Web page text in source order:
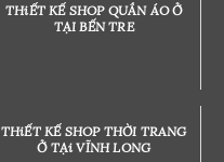
THiẾT KẾ SHOP QUẦN ÁO Ở
TẠI BẾN TRE
THiẾT KẾ SHOP THỜI TRANG
Ở TẠi VĨNH LONG